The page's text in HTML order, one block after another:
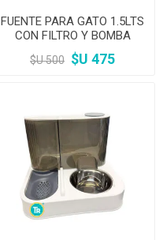
FUENTE PARA GATO 1.5LTS
CON FILTRO Y BOMBA
$U 500 $U 475